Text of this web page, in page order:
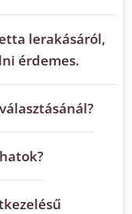
lerakásáról,
érdemes.